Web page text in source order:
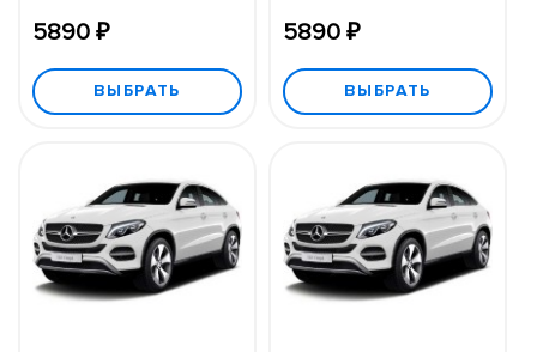
5890 ₽
ВЫБРАТЬ
5890 ₽
ВЫБРАТЬ